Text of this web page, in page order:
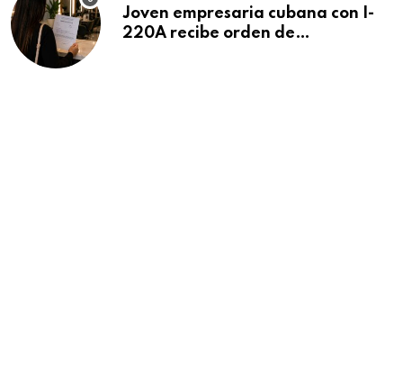
Joven empresaria cubana con I-
220A recibe orden de